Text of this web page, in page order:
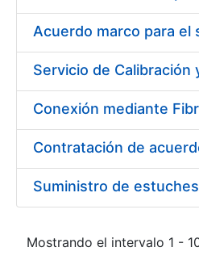
Mostrando el intervalo 1 -